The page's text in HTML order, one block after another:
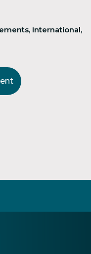
, International,